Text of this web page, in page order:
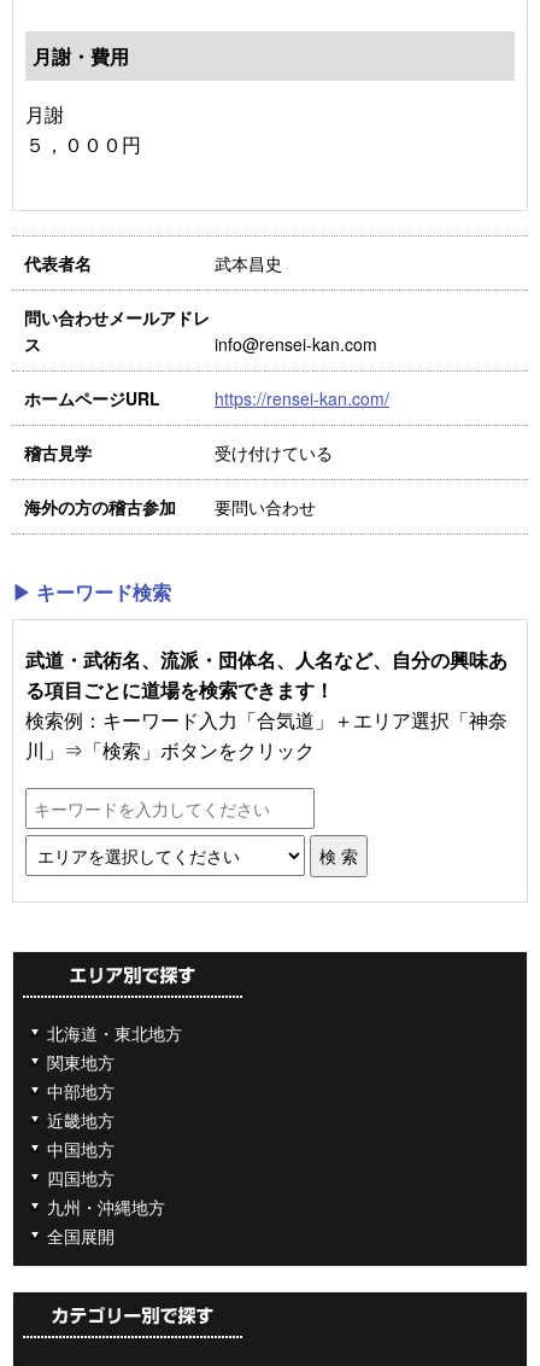
月謝・費用
月謝
５，０００円
代表者名 武本昌史
問い合わせメールアドレ
ス
info@rensei-kan.com
ホームページURL https://rensei-kan.com/
稽古見学 受け付けている
海外の方の稽古参加 要問い合わせ
▶ キーワード検索
武道・武術名、流派・団体名、人名など、自分の興味あ
る項目ごとに道場を検索できます！
検索例：キーワード入力「合気道」＋エリア選択「神奈
川」⇒「検索」ボタンをクリック
北海道・東北地方
関東地方
中部地方
近畿地方
中国地方
四国地方
九州・沖縄地方
全国展開